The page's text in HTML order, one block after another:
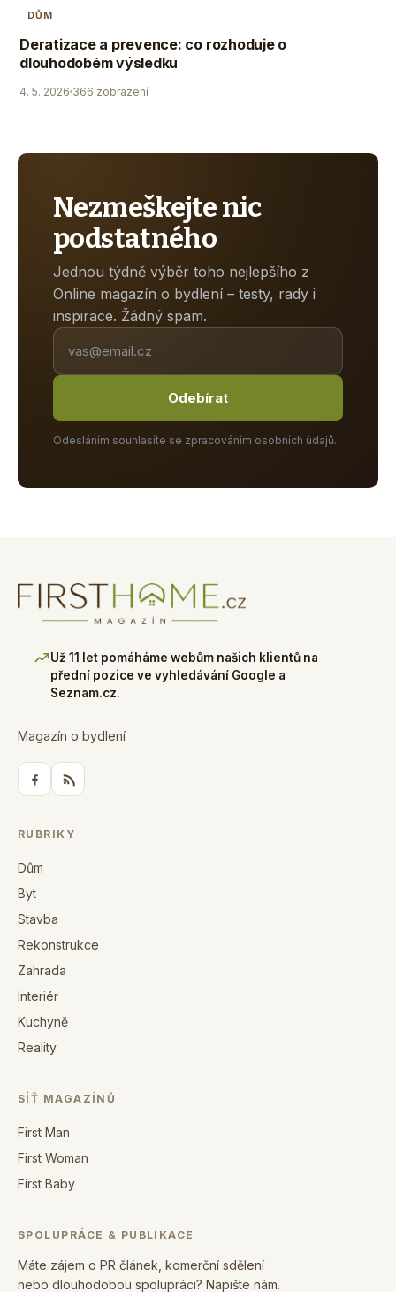
DŮM
Deratizace a prevence: co rozhoduje o
dlouhodobém výsledku
4. 5. 2026 366 zobrazení
Nezmeškejte nic
podstatného
Jednou týdně výběr toho nejlepšího z
Online magazín o bydlení – testy, rady i
inspirace. Žádný spam.
Odebírat
Odesláním souhlasíte se zpracováním osobních údajů.
Už 11 let pomáháme webům našich klientů na
přední pozice ve vyhledávání Google a
Seznam.cz.
Magazín o bydlení
RUBRIKY
Dům
Byt
Stavba
Rekonstrukce
Zahrada
Interiér
Kuchyně
Reality
SÍŤ MAGAZÍNŮ
First Man
First Woman
First Baby
SPOLUPRÁCE & PUBLIKACE
Máte zájem o PR článek, komerční sdělení
nebo dlouhodobou spolupráci? Napište nám.